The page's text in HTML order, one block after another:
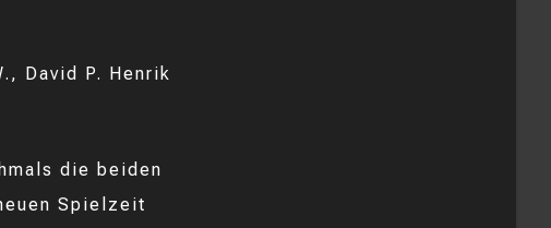
David P. Henrik
die beiden
Spielzeit